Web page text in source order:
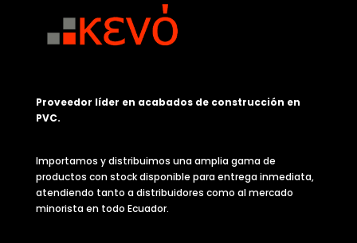
Proveedor líder en acabados de construcción en
PVC.
Importamos y distribuimos una amplia gama de
productos con stock disponible para entrega inmediata,
atendiendo tanto a distribuidores como al mercado
minorista en todo Ecuador.